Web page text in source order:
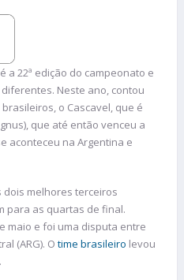
a 22ª edição do campeonato e
Neste ano, contou
o Cascavel, que é
que até então venceu a
aconteceu na Argentina e
dois melhores terceiros
para as quartas de final.
maio e foi uma disputa entre
(ARG). O time brasileiro levou